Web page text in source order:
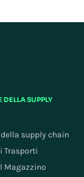
DELLA SUPPLY
supply chain
Trasporti
Magazzino